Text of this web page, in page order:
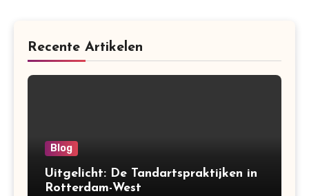
Recente Artikelen
Blog
Uitgelicht: De Tandartspraktijken in
Rotterdam-West